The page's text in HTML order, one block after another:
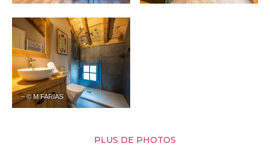
– © M FARIAS
PLUS DE PHOTOS